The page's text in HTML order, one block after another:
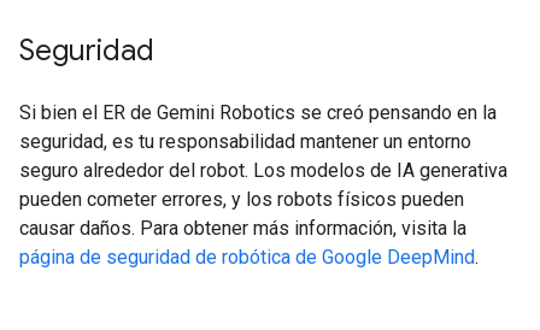
Seguridad
Si bien el ER de Gemini Robotics se creó pensando en la
seguridad, es tu responsabilidad mantener un entorno
seguro alrededor del robot. Los modelos de IA generativa
pueden cometer errores, y los robots físicos pueden
causar daños. Para obtener más información, visita la
página de seguridad de robótica de Google DeepMind.